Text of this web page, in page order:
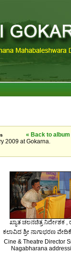
« Back to
2009 at Gokarna.
ಖ್ಯಾತ ಚಲನಚಿತ್ರ ನಿರ್ದೇಶಕ ,
ಕಲಾವಿದ ಶ್ರೀ ನಾಗಾಭರಣ
Cine & Theatre Director
Nagabharana